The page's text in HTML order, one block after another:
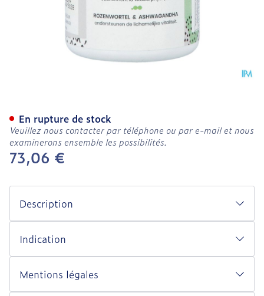
73,06 €
En rupture de stock
Veuillez nous contacter par téléphone ou par e-mail et nous
examinerons ensemble les possibilités.
Description
Indication
Mentions légales